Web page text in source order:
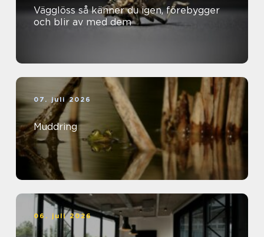
Vägglöss så känner du igen, förebygger
och blir av med dem
07. juli 2026
Muddring
06. juli 2026